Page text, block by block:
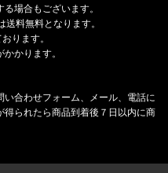
がとうございます。
とうございます。
パック PU86621
場合もございます。
料無料となります。
ります。
かります。
合わせフォーム、メール、電話に
られたら商品到着後７日以内に商